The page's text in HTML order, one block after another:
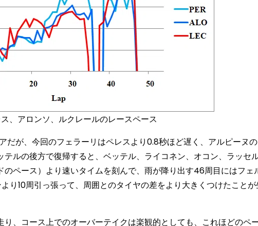
、アロンソ、ルクレールのレースペース
だが、今回のフェラーリはペレスより0.8秒ほど遅く、アルピーヌ
ルの後方で復帰すると、ベッテル、ライコネン、オコン、ラッセ
ペース）より速いタイムを刻んで、雨が降り出す46周目にはフェ
り10周引っ張って、周囲とのタイヤの差をより大きくつけたこと
、コース上でのオーバーテイクは楽観的としても、これほどのペ